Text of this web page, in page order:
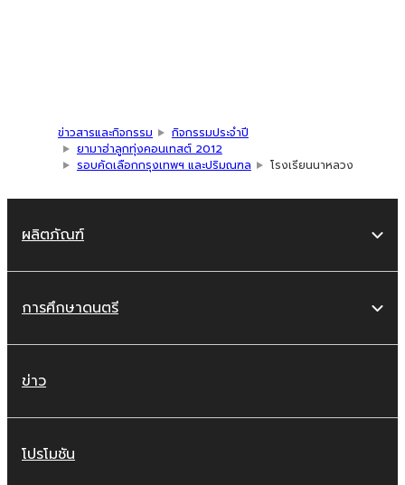
ข่าวสารและกิจกรรม
กิจกรรมประจำปี
ยามาฮ่าลูกทุ่งคอนเทสต์ 2012
รอบคัดเลือกกรุงเทพฯ และปริมณฑล
โรงเรียนนาหลวง
ผลิตภัณฑ์
การศึกษาดนตรี
ข่าว
โปรโมชัน